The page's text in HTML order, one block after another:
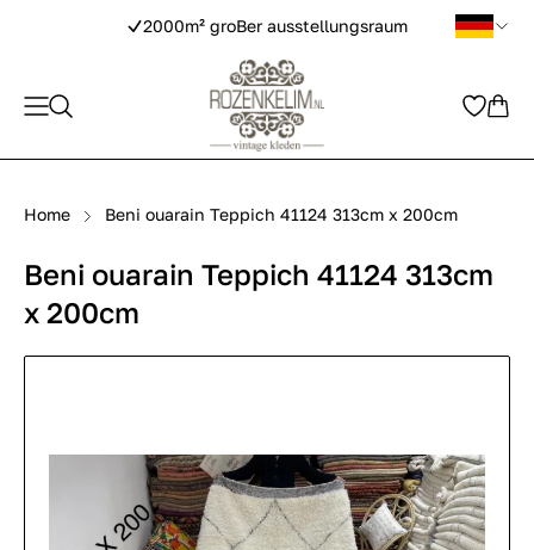
2000m² groBer ausstellungsraum
Home Beni ouarain Teppich 41124 313cm x 200cm
Beni ouarain Teppich 41124 313cm
x 200cm